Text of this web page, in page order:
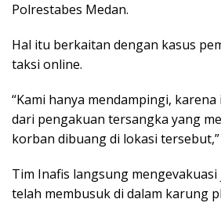
Polrestabes Medan.
Hal itu berkaitan dengan kasus
taksi online.
“Kami hanya mendampingi,
dari pengakuan tersangka yang
korban dibuang di lokasi
Tim Inafis langsung
telah membusuk di dalam karung